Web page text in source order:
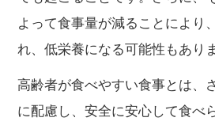
よって食事量が減ることにより
れ、低栄養になる可能性もあり
高齢者が食べやすい食事とは、
に配慮し、安全に安心して食べ